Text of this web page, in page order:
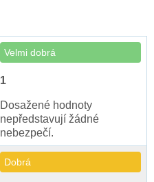
Velmi dobrá
1
Dosažené hodnoty
nepředstavují žádné
nebezpečí.
Dobrá